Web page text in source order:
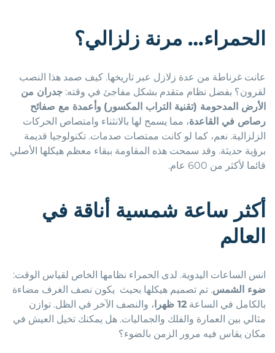
الحمراء… مرنة زلزالي؟
عانت غرناطة من عدة زلازل عبر تاريخها. كيف صمد هذا النصب
لقرون؟ بفضل نظام متقدم بشكل مفاجئ في وقته: جدران من
الأرض المدحومة (تقنية التراب المكسور) وأعمدة مع صفائح
رصاص في القاعدة، مما يسمح لها بالانثناء وامتصاص الحركات
الزلزالية. نعم، كما لو كانت ممتصات صدمات. تكنولوجيا قديمة
برؤية حديثة. وقد سمحت هذه المقاومة ببقاء معظم هيكلها الأصلي
قائما لأكثر من 600 عام.
أكثر ساعة شمسية أناقة في
العالم
انس الساعات اليدوية. لدى الحمراء نظامها الخاص لقياس الوقت:
ضوء الشمس . تم تصميم هيكلها بحيث يكون نصف الغرف مضاءة
بالكامل في الساعة 12 ظهرا
، والنصف الآخر في الظل. توازن
مثالي بين العمارة والفلك والجماليات. هل يمكنك تخيل العيش في
مكان يقاس فيه مرور الزمن بالضوء؟